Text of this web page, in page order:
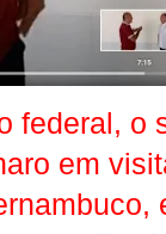
federal, o
em